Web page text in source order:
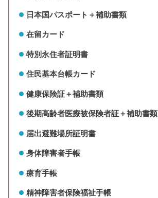
日本国パスポート＋補助書類
在留カード
特別永住者証明書
住民基本台帳カード
健康保険証＋補助書類
後期高齢者医療被保険者証＋補助書類
届出避難場所証明書
身体障害者手帳
療育手帳
精神障害者保険福祉手帳